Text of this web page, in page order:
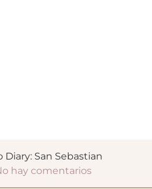
Diary: San Sebastian
hay comentarios